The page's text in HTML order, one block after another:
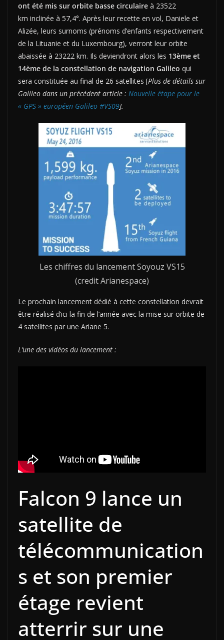
ont été mis sur orbite basse circulaire à 23522
km inclinée à 57,4°. Après leur recette en vol, Daniele et
Alizée, leurs surnoms (prénoms d’enfants respectivement
de la Lituanie et du Luxembourg), verront leur orbite
abaissée à 23222 km. Ils deviendront alors les 13ème et
14ème de la constellation de navigation Galileo qui
sera constituée au final de 26 satellites [Plus de détails sur
Galileo dans un précédent article : Nouvelle étape pour le
« GPS » européen Galileo #VS09].
Les chiffres du lancement Soyouz VS15
(credit Arianespace)
Le prochain lancement dédié à cette constellation devrait
être réalisé d’ici la fin de l’année avec la mise sur orbite de
4 satellites par une Ariane 5.
L’une des vidéos du lancement :
Falcon 9 lance un
satellite de
télécommunication
s et son premier
étage revient
atterrir sur une